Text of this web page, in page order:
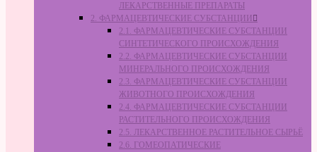
ЛЕКАРСТВЕННЫЕ ПРЕПАРАТЫ
2. ФАРМАЦЕВТИЧЕСКИЕ СУБСТАНЦИИ
2.1. ФАРМАЦЕВТИЧЕСКИЕ СУБСТАНЦИИ
СИНТЕТИЧЕСКОГО ПРОИСХОЖДЕНИЯ
2.2. ФАРМАЦЕВТИЧЕСКИЕ СУБСТАНЦИИ
МИНЕРАЛЬНОГО ПРОИСХОЖДЕНИЯ
2.3. ФАРМАЦЕВТИЧЕСКИЕ СУБСТАНЦИИ
ЖИВОТНОГО ПРОИСХОЖДЕНИЯ
2.4. ФАРМАЦЕВТИЧЕСКИЕ СУБСТАНЦИИ
РАСТИТЕЛЬНОГО ПРОИСХОЖДЕНИЯ
2.5. ЛЕКАРСТВЕННОЕ РАСТИТЕЛЬНОЕ СЫРЬЁ
2.6. ГОМЕОПАТИЧЕСКИЕ